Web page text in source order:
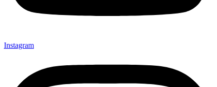
Instagram